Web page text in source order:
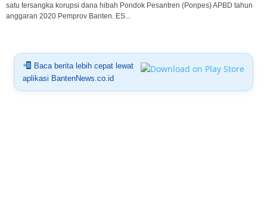
satu tersangka korupsi dana hibah Pondok Pesantren (Ponpes) APBD tahun
anggaran 2020 Pemprov Banten. ES...
Baca berita lebih cepat lewat
aplikasi BantenNews.co.id